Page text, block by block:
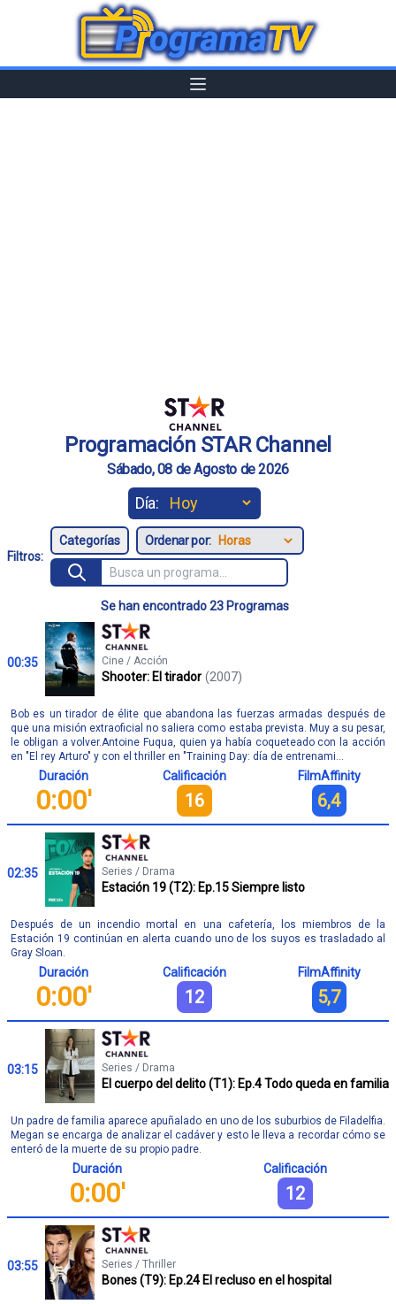
Programación STAR Channel
Sábado, 08 de Agosto de 2026
Día:
Filtros:
Ordenar por:
Se han encontrado 23 Programas
00:35 Cine / Acción
Shooter: El tirador (2007)
Bob es un tirador de élite que abandona las fuerzas armadas después de
que una misión extraoficial no saliera como estaba prevista. Muy a su pesar,
le obligan a volver.Antoine Fuqua, quien ya había coqueteado con la acción
en "El rey Arturo" y con el thriller en "Training Day: día de entrenami...
Duración
0:00'
Calificación
16
FilmAffinity
6,4
02:35 Series / Drama
Estación 19 (T2): Ep.15 Siempre listo
Después de un incendio mortal en una cafetería, los miembros de la
Estación 19 continúan en alerta cuando uno de los suyos es trasladado al
Gray Sloan.
Duración
0:00'
Calificación
12
FilmAffinity
5,7
03:15 Series / Drama
El cuerpo del delito (T1): Ep.4 Todo queda en familia
Un padre de familia aparece apuñalado en uno de los suburbios de Filadelfia.
Megan se encarga de analizar el cadáver y esto le lleva a recordar cómo se
enteró de la muerte de su propio padre.
Duración
0:00'
Calificación
12
03:55 Series / Thriller
Bones (T9): Ep.24 El recluso en el hospital